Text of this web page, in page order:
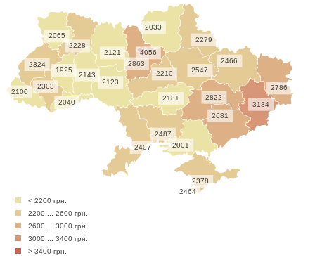
2123
2065
2822
3184
2121
2100
2681
2303
2863
2181
2786
2324
2487
2407
2547
2228
2279
1925
2466
2001
2143 2210
2040
2033
4056
2378
2464
< 2200 грн.
2200 ... 2600 грн.
2600 ... 3000 грн.
3000 ... 3400 грн.
> 3400 грн.